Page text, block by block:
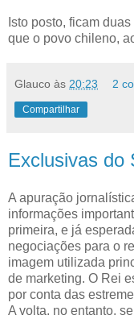
Isto posto, ficam
que o povo chileno,
Glauco às 20:23 2
Compartilhar
Exclusivas do
A apuração
informações
primeira, e já
negociações para o
imagem utilizada
de marketing. O Rei
por conta das
A volta, no entanto,